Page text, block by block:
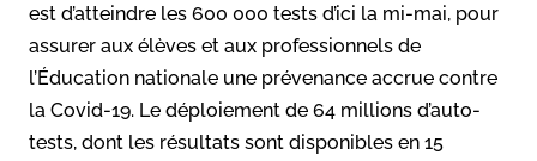
est d’atteindre les 600 000 tests d’ici la mi-mai, pour
assurer aux élèves et aux professionnels de
l’Éducation nationale une prévenance accrue contre
la Covid-19. Le déploiement de 64 millions d’auto-
tests, dont les résultats sont disponibles en 15